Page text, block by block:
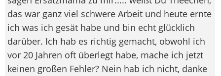
das war ganz viel schwere Arbeit und heute ernte
ich was ich gesät habe und bin echt glücklich
darüber. Ich hab es richtig gemacht, obwohl ich
vor 20 Jahren oft überlegt habe, mache ich jetzt
keinen großen Fehler? Nein hab ich nicht, danke